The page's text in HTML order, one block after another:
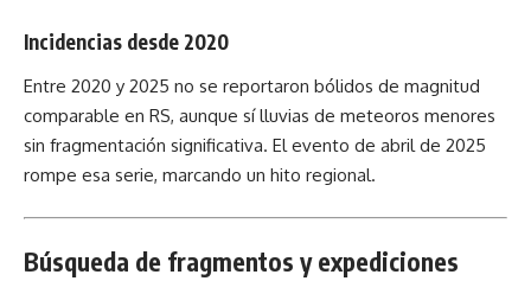
Incidencias desde 2020
Entre 2020 y 2025 no se reportaron bólidos de magnitud
comparable en RS, aunque sí lluvias de meteoros menores
sin fragmentación significativa. El evento de abril de 2025
rompe esa serie, marcando un hito regional.
Búsqueda de fragmentos y expediciones